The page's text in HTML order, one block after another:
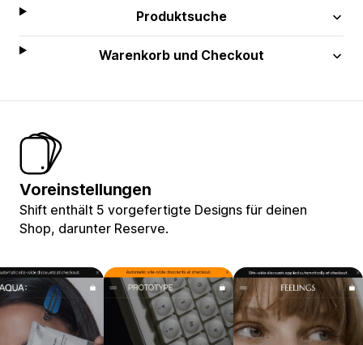
Produktsuche
Warenkorb und Checkout
Voreinstellungen
Shift enthält 5 vorgefertigte Designs für deinen
Shop, darunter Reserve.